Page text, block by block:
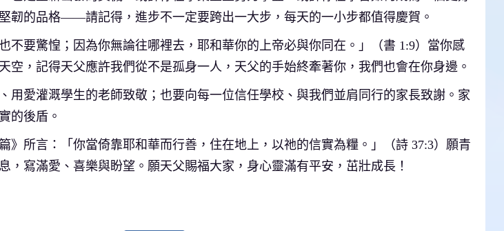
韌的品格——請記得，進步不一定要跨出一大步，每天的一小步都值得慶賀。
不要驚惶；因為你無論往哪裡去，耶和華你的上帝必與你同在。」（書 1:9）當你感
空，記得天父應許我們從不是孤身一人，天父的手始終牽著你，我們也會在你身邊。
用愛灌溉學生的老師致敬；也要向每一位信任學校、與我們並肩同行的家長致謝。家
的後盾。
》所言：「你當倚靠耶和華而行善，住在地上，以祂的信實為糧。」（詩 37:3）願青
，寫滿愛、喜樂與盼望。願天父賜福大家，身心靈滿有平安，茁壯成長！